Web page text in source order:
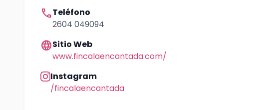
callTeléfono
2604 049094
languageSitio Web
www.fincalaencantada.com/
Instagram
/fincalaencantada